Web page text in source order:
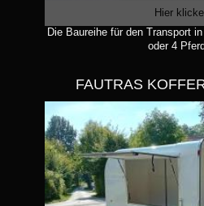
Hier
Die Baureihe für den Transport
oder 4
FAUTRAS